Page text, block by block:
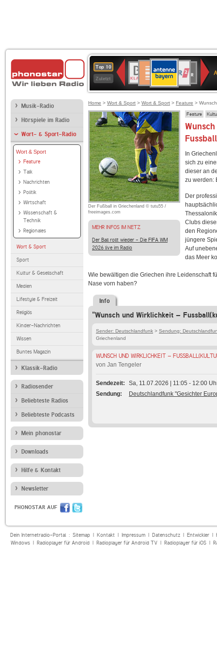
Top 10
Zuletzt
Deutschlandfunk
80er
90er
OLDIE
ANTENNE
SWR3
WDR
4
BR-
KLASSIK
Deutschlandfunk
KulturBAYERN
2
SWR
Kultur
NDR
2
Musik-Radio
Hörspiele im Radio
Wort- & Sport-Radio
Wort & Sport
Feature
Talk
Nachrichten
Politik
Wirtschaft
Wissenschaft &
Technik
Regionales
Wort & Sport
Sport
Kultur & Gesellschaft
Medien
Lifestyle & Freizeit
Religiös
Kinder-Nachrichten
Wissen
Buntes Magazin
Klassik-Radio
Radiosender
Beliebteste Radios
Beliebteste Podcasts
Mein phonostar
Downloads
Hilfe & Kontakt
Newsletter
PHONOSTAR AUF
Home > Wort & Sport > Wort & Sport > Feature >
Der Fußball in Griechenland © tutu55 /
freeimages.com
MEHR INFOS IM NETZ
Der Ball rollt wieder - Die FIFA WM
2026 live im Radio
Feature
In
sich zu
dieser an
zu werden:
Der
Clubs
den
jüngere
Auf
das Meer
Wie bewältigen die Griechen ihre Leidenschaft
Nase vorn haben?
Info
"Wunsch und Wirklichkeit –
Sender: Deutschlandfunk > Sendung:
Griechenland
WUNSCH UND WIRKLICHKEIT –
von Jan Tengeler
Sendezeit
Sa, 11.07.2026 | 11:05 - 12:00
Sendung
Deutschlandfunk "Gesichter
Dein Internetradio-Portal : Sitemap| Kontakt| Impressum| Datenschutz| Entwickler|
Windows| Radioplayer für Android| Radioplayer für Android TV| Radioplayer für iOS|